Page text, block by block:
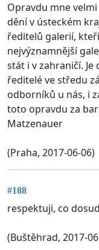
Opravdu mne
dění v ústeckém
ředitelů galerií,
nejvýznamnější
stát i v zahraničí.
ředitelé ve středu
odborníků u nás, i
toto opravdu za
Matzenauer
(Praha, 2017-06-06)
#188
respektuji, co
(Buštěhrad, 2017-